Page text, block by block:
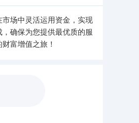
场中灵活运用资金，实现
确保为您提供最优质的服
富增值之旅！